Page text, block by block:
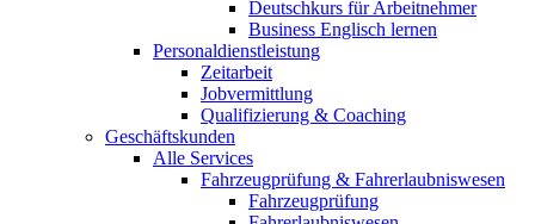
Deutschkurs für Arbeitnehmer
Business Englisch lernen
Personaldienstleistung
Zeitarbeit
Jobvermittlung
Qualifizierung & Coaching
Geschäftskunden
Alle Services
Fahrzeugprüfung & Fahrerlaubniswesen
Fahrzeugprüfung